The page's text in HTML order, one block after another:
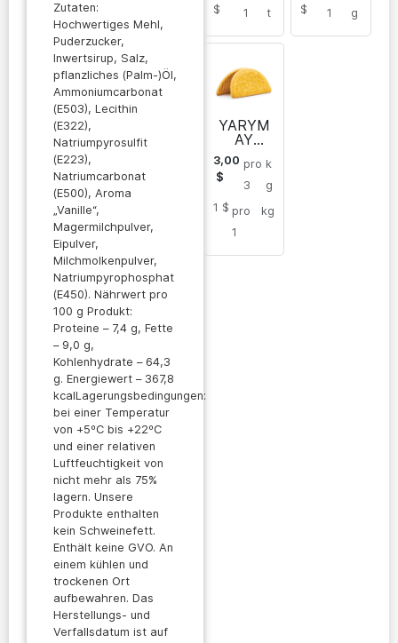
Zutaten:
Hochwertiges Mehl,
Puderzucker,
Inwertsirup, Salz,
pflanzliches (Palm-)Öl,
Ammoniumcarbonat
(E503), Lecithin
(E322),
Natriumpyrosulfit
(E223),
Natriumcarbonat
(E500), Aroma
„Vanille“,
Magermilchpulver,
Eipulver,
Milchmolkenpulver,
Natriumpyrophosphat
(E450). Nährwert pro
100 g Produkt:
Proteine – 7,4 g, Fette
– 9,0 g,
Kohlenhydrate – 64,3
g. Energiewert – 367,8
kcalLagerungsbedingungen:
bei einer Temperatur
von +5ºC bis +22ºC
und einer relativen
Luftfeuchtigkeit von
nicht mehr als 75%
lagern. Unsere
Produkte enthalten
kein Schweinefett.
Enthält keine GVO. An
einem kühlen und
trockenen Ort
aufbewahren. Das
Herstellungs- und
Verfallsdatum ist auf
$
1
t
$
1
g
YARYM
AY
Galette-
Kekse
3,00
$
pro
3
k
g
1 $ pro
1
kg